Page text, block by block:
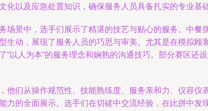
以及应急处置知识，确保服务人员具备扎实的专业基础
场景中，选手们展示了精湛的技艺与贴心的服务。中
动，展现了服务人员的巧思与审美。尤其是在模拟顾
以人为本”的服务理念和娴熟的沟通技巧。部分赛区还
他们从操作规范性、技能熟练度、服务亲和力、仪容
的全面展示。选手们在切磋中交流经验，在比拼中发